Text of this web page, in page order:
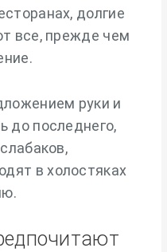
долгие
все, прежде чем
руки и
до последнего,
в холостяках